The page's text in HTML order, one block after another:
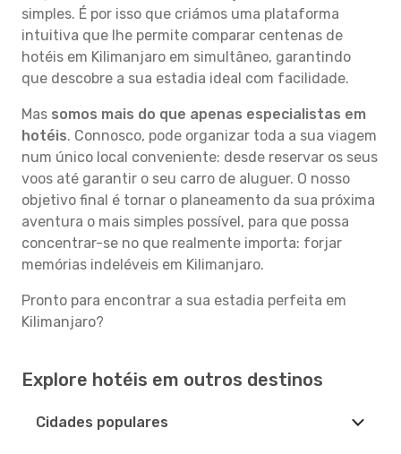
simples. É por isso que criámos uma plataforma
intuitiva que lhe permite comparar centenas de
hotéis em Kilimanjaro em simultâneo, garantindo
que descobre a sua estadia ideal com facilidade.
Mas somos mais do que apenas especialistas em
hotéis. Connosco, pode organizar toda a sua viagem
num único local conveniente: desde reservar os seus
voos até garantir o seu carro de aluguer. O nosso
objetivo final é tornar o planeamento da sua próxima
aventura o mais simples possível, para que possa
concentrar-se no que realmente importa: forjar
memórias indeléveis em Kilimanjaro.
Pronto para encontrar a sua estadia perfeita em
Kilimanjaro?
Explore hotéis em outros destinos
Cidades populares